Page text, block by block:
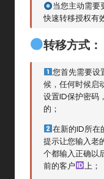
当您主动需要
快速转移授权有
转移方式：
您首先需要设
候，任何时候启
设置ID保护密码
的；
在新的ID所在
提示让您输入老
个都输入正确以
前的客户
上；